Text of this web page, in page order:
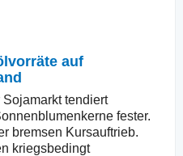
auf
tendiert
fester.
bremsen Kursauftrieb.
kriegsbedingt